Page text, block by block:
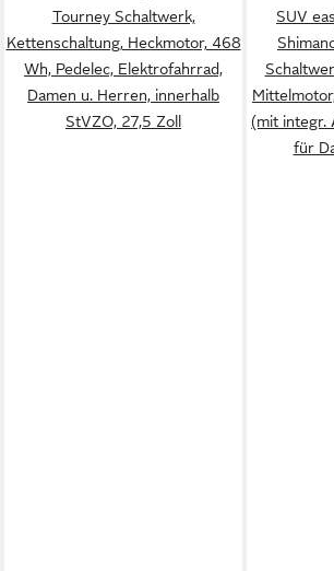
Tourney Schaltwerk,
Kettenschaltung, Heckmotor, 468
Wh, Pedelec, Elektrofahrrad,
Damen u. Herren, innerhalb
StVZO, 27,5 Zoll
SUV
(mit integr.
für